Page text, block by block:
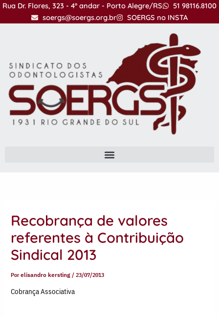
IrRua Dr. Flores, 323 - 4º andar - Porto Alegre/RS
51 98116.8100
soergs@soergs.org.br
SOERGS no INSTA
Recobrança de valores
referentes à Contribuição
Sindical 2013
Porelisandro kersting /23/07/2013
Cobrança Associativa